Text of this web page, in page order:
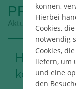
Aktuelle
kommt in
können,
Hierbei
Cookies,
notwendig
Cookies,
liefern, um
und eine
den